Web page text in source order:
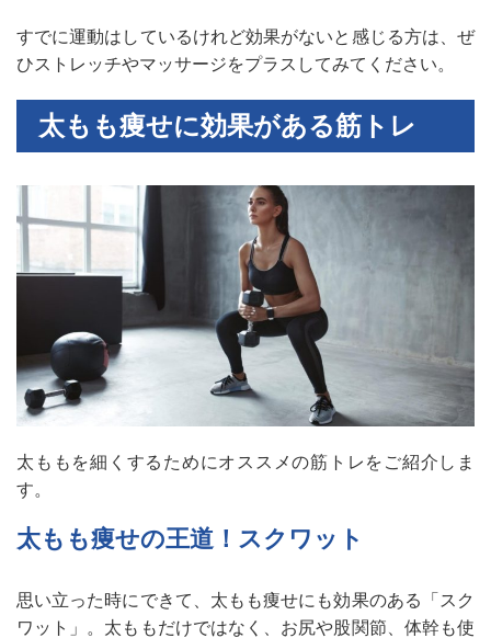
すでに運動はしているけれど効果がないと感じる方は、ぜ
ひストレッチやマッサージをプラスしてみてください。
太もも痩せに効果がある筋トレ
太ももを細くするためにオススメの筋トレをご紹介しま
す。
太もも痩せの王道！スクワット
思い立った時にできて、太もも痩せにも効果のある「スク
ワット」。太ももだけではなく、お尻や股関節、体幹も使